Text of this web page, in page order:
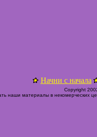
Начни с начала
Copyright
наши материалы в некомерческих